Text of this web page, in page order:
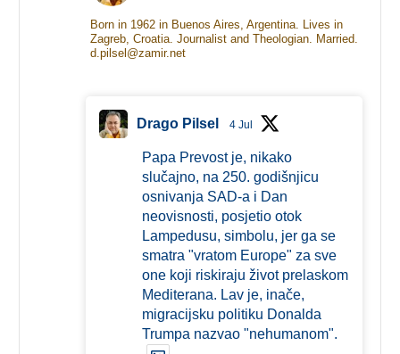
Born in 1962 in Buenos Aires, Argentina. Lives in
Zagreb, Croatia. Journalist and Theologian. Married.
d.pilsel@zamir.net
Drago Pilsel 4 Jul
Papa Prevost je, nikako
slučajno, na 250. godišnjicu
osnivanja SAD-a i Dan
neovisnosti, posjetio otok
Lampedusu, simbolu, jer ga se
smatra "vratom Europe" za sve
one koji riskiraju život prelaskom
Mediterana. Lav je, inače,
migracijsku politiku Donalda
Trumpa nazvao "nehumanom".